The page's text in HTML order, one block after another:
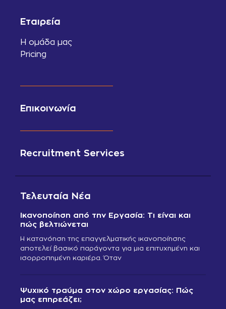
Εταιρεία
Η ομάδα μας
Pricing
Επικοινωνία
Recruitment Services
Τελευταία Νέα
Ικανοποίηση από την Εργασία: Τι είναι και
πώς βελτιώνεται
Η κατανόηση της επαγγελματικής ικανοποίησης
αποτελεί βασικό παράγοντα για μια επιτυχημένη και
ισορροπημένη καριέρα. Όταν
Ψυχικό τραύμα στον χώρο εργασίας: Πώς
μας επηρεάζει;